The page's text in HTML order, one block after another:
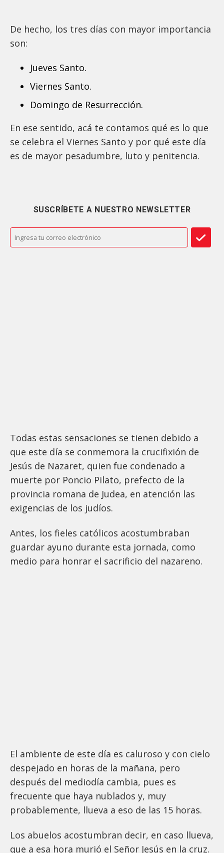
De hecho, los tres días con mayor importancia
son:
Jueves Santo.
Viernes Santo.
Domingo de Resurrección.
En ese sentido, acá te contamos qué es lo que
se celebra el Viernes Santo y por qué este día
es de mayor pesadumbre, luto y penitencia.
SUSCRÍBETE A NUESTRO NEWSLETTER
Todas estas sensaciones se tienen debido a
que este día se conmemora la crucifixión de
Jesús de Nazaret, quien fue condenado a
muerte por Poncio Pilato, prefecto de la
provincia romana de Judea, en atención las
exigencias de los judíos.
Antes, los fieles católicos acostumbraban
guardar ayuno durante esta jornada, como
medio para honrar el sacrificio del nazareno.
El ambiente de este día es caluroso y con cielo
despejado en horas de la mañana, pero
después del mediodía cambia, pues es
frecuente que haya nublados y, muy
probablemente, llueva a eso de las 15 horas.
Los abuelos acostumbran decir, en caso llueva,
que a esa hora murió el Señor Jesús en la cruz.